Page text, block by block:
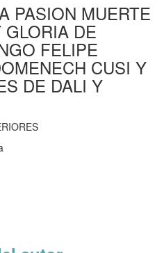
PASION MUERTE
DE
FELIPE
CUSI Y
DE DALI Y